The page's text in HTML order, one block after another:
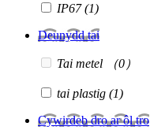
IP67 (1)
Deunydd tai
Tai metel （0）
tai plastig (1)
Cywirdeb dro ar ôl tro